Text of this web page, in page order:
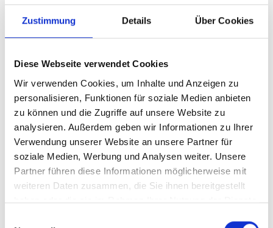
Zustimmung Details Über Cookies
Diese Webseite verwendet Cookies
Wir verwenden Cookies, um Inhalte und Anzeigen zu
personalisieren, Funktionen für soziale Medien anbieten
zu können und die Zugriffe auf unsere Website zu
analysieren. Außerdem geben wir Informationen zu Ihrer
Verwendung unserer Website an unsere Partner für
soziale Medien, Werbung und Analysen weiter. Unsere
Partner führen diese Informationen möglicherweise mit
weiteren Daten zusammen, die Sie ihnen bereitgestellt
haben oder die sie im Rahmen Ihrer Nutzung der Dienste
eigene Erwartungen, und unsere
Schulung ist so konzipiert, dass sie dir
deiner individuellen Vorlage zeigt,
anstatt eine Einheitslösung zu bieten.
Der Prozess des wissenschaftlichen
Schreibens kann ohne das richtige
Wissen eine große Herausforderung
darstellen. Jedoch, ausgestattet mit
denTechniken und Strategiendieses
Kurses, wird die Formatierung deiner